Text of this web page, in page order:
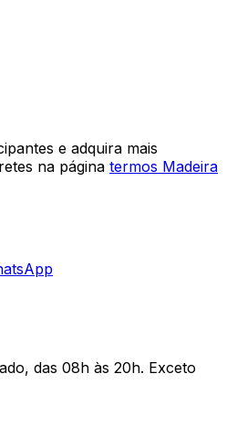
e adquira mais
na página termos Madeira
das 08h às 20h. Exceto